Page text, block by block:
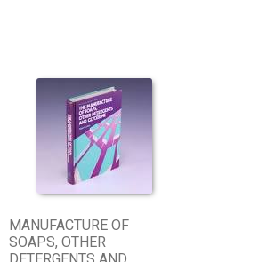
MANUFACTURE OF
SOAPS, OTHER